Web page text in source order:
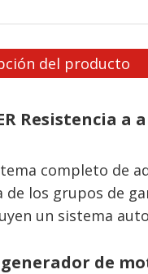
del producto
completo de
de los grupos de
un sistema
de